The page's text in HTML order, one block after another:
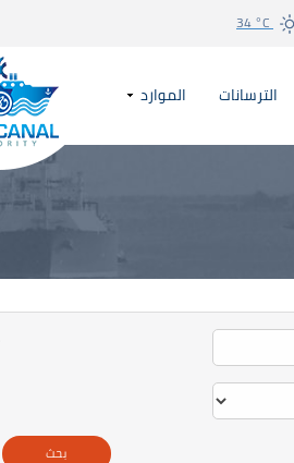
34 °C
الترسانات الموارد